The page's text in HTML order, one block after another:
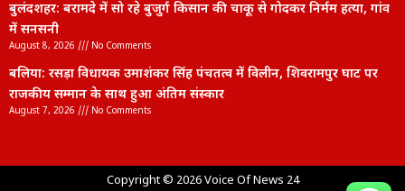
बुलंदशहर: बरामदे में सो रहे बुजुर्ग किसान की चाकू से गोदकर निर्मम हत्या, गांव
में सनसनी
August 8, 2026 No Comments
बलिया: रसड़ा विधायक उमाशंकर सिंह पंचतत्व में विलीन, शिवरामपुर घाट पर
राजकीय सम्मान के साथ हुआ अंतिम संस्कार
August 7, 2026 No Comments
Copyright © 2026 Voice Of News 24